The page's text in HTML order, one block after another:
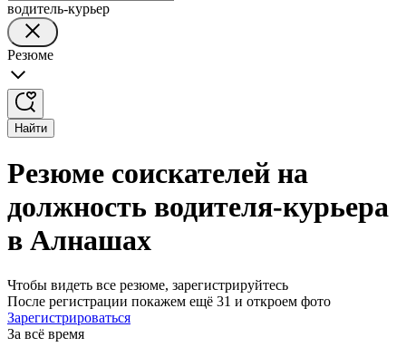
водитель-курьер
Резюме
Найти
Резюме соискателей на
должность водителя-курьера
в Алнашах
Чтобы видеть все резюме, зарегистрируйтесь
После регистрации покажем ещё 31 и откроем фото
Зарегистрироваться
За всё время